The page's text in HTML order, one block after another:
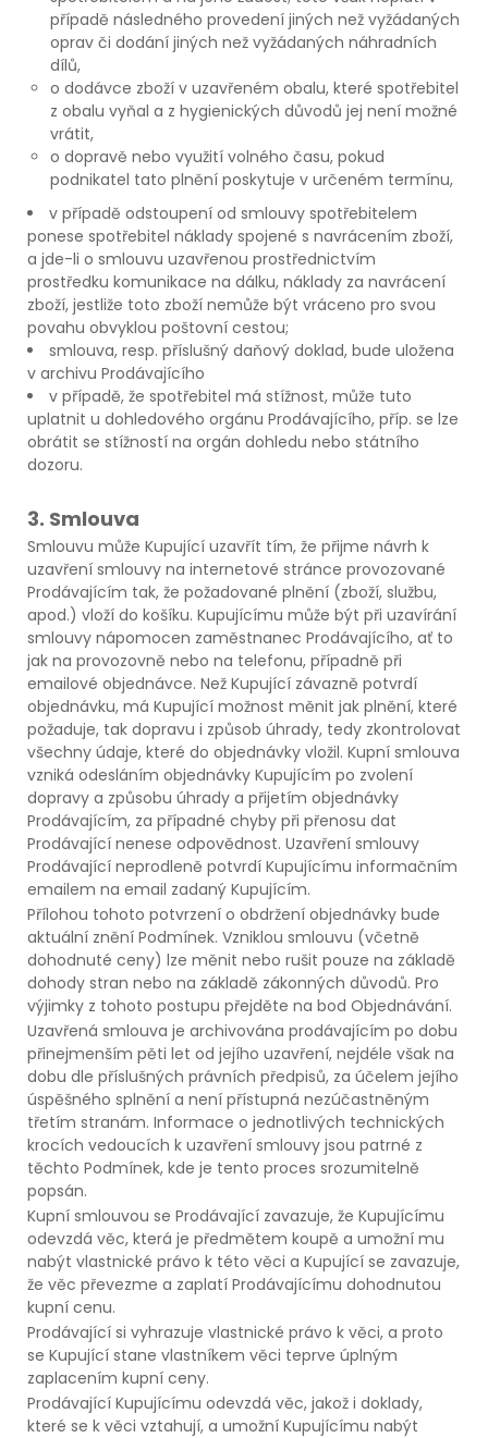
případě následného provedení jiných než vyžádaných
oprav či dodání jiných než vyžádaných náhradních
dílů,
o dodávce zboží v uzavřeném obalu, které spotřebitel
z obalu vyňal a z hygienických důvodů jej není možné
vrátit,
o dopravě nebo využití volného času, pokud
podnikatel tato plnění poskytuje v určeném termínu,
v případě odstoupení od smlouvy spotřebitelem
ponese spotřebitel náklady spojené s navrácením zboží,
a jde-li o smlouvu uzavřenou prostřednictvím
prostředku komunikace na dálku, náklady za navrácení
zboží, jestliže toto zboží nemůže být vráceno pro svou
povahu obvyklou poštovní cestou;
smlouva, resp. příslušný daňový doklad, bude uložena
v archivu Prodávajícího
v případě, že spotřebitel má stížnost, může tuto
uplatnit u dohledového orgánu Prodávajícího, příp. se lze
obrátit se stížností na orgán dohledu nebo státního
dozoru.
3. Smlouva
Smlouvu může Kupující uzavřít tím, že přijme návrh k
uzavření smlouvy na internetové stránce provozované
Prodávajícím tak, že požadované plnění (zboží, službu,
apod.) vloží do košíku. Kupujícímu může být při uzavírání
smlouvy nápomocen zaměstnanec Prodávajícího, ať to
jak na provozovně nebo na telefonu, případně při
emailové objednávce. Než Kupující závazně potvrdí
objednávku, má Kupující možnost měnit jak plnění, které
požaduje, tak dopravu i způsob úhrady, tedy zkontrolovat
všechny údaje, které do objednávky vložil. Kupní smlouva
vzniká odesláním objednávky Kupujícím po zvolení
dopravy a způsobu úhrady a přijetím objednávky
Prodávajícím, za případné chyby při přenosu dat
Prodávající nenese odpovědnost. Uzavření smlouvy
Prodávající neprodleně potvrdí Kupujícímu informačním
emailem na email zadaný Kupujícím.
Přílohou tohoto potvrzení o obdržení objednávky bude
aktuální znění Podmínek. Vzniklou smlouvu (včetně
dohodnuté ceny) lze měnit nebo rušit pouze na základě
dohody stran nebo na základě zákonných důvodů. Pro
výjimky z tohoto postupu přejděte na bod Objednávání.
Uzavřená smlouva je archivována prodávajícím po dobu
přinejmenším pěti let od jejího uzavření, nejdéle však na
dobu dle příslušných právních předpisů, za účelem jejího
úspěšného splnění a není přístupná nezúčastněným
třetím stranám. Informace o jednotlivých technických
krocích vedoucích k uzavření smlouvy jsou patrné z
těchto Podmínek, kde je tento proces srozumitelně
popsán.
Kupní smlouvou se Prodávající zavazuje, že Kupujícímu
odevzdá věc, která je předmětem koupě a umožní mu
nabýt vlastnické právo k této věci a Kupující se zavazuje,
že věc převezme a zaplatí Prodávajícímu dohodnutou
kupní cenu.
Prodávající si vyhrazuje vlastnické právo k věci, a proto
se Kupující stane vlastníkem věci teprve úplným
zaplacením kupní ceny.
Prodávající Kupujícímu odevzdá věc, jakož i doklady,
které se k věci vztahují, a umožní Kupujícímu nabýt